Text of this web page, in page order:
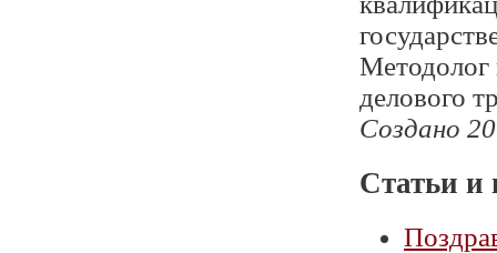
Методолог
делового
Создано
Статьи и